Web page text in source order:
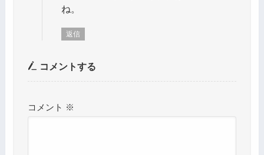
ね。
返信
コメントする
コメント ※